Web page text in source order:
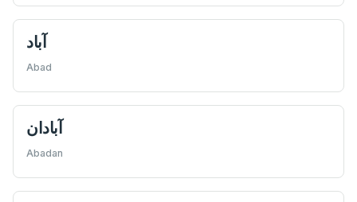
آباد
Abad
آبادان
Abadan